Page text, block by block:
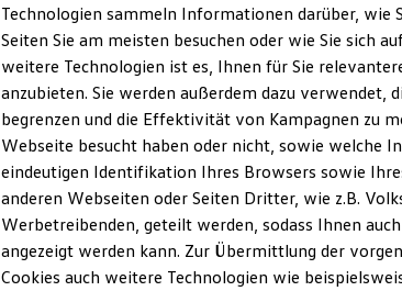
Technologien sammeln Informationen darüber, wie
Seiten Sie am meisten besuchen oder wie Sie sich
weitere Technologien ist es, Ihnen für Sie
anzubieten. Sie werden außerdem dazu verwendet,
begrenzen und die Effektivität von Kampagnen zu
Webseite besucht haben oder nicht, sowie welche
eindeutigen Identifikation Ihres Browsers sowie
anderen Webseiten oder Seiten Dritter, wie z.B.
Werbetreibenden, geteilt werden, sodass Ihnen
angezeigt werden kann. Zur Übermittlung der
Cookies auch weitere Technologien wie